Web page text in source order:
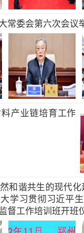
常委会第六次会议
产业链培育工作
和谐共生的现代化
学习贯彻习近平
督工作培训班开班